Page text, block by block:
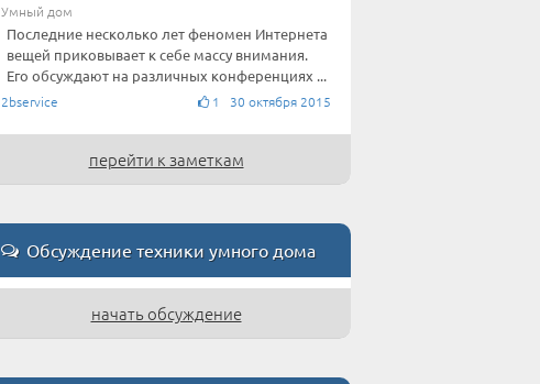
Умный дом
Последние несколько лет феномен Интернета
вещей приковывает к себе массу внимания.
Его обсуждают на различных конференциях ...
2bservice 1 30 октября 2015
перейти к заметкам
Обсуждение техники умного дома
начать обсуждение